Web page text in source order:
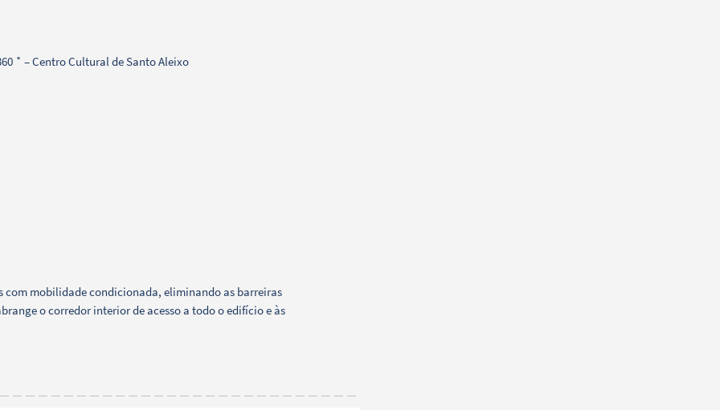
˚ – Centro Cultural de Santo Aleixo
com mobilidade condicionada, eliminando as barreiras
o corredor interior de acesso a todo o edifício e às